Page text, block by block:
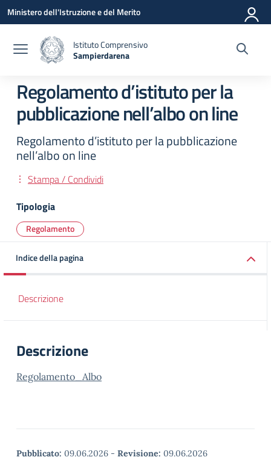
Vai ai contenuti
Vai al menu di navigazione
Vai al footer
Ministero dell'Istruzione e del Merito
Istituto Comprensivo
Sampierdarena
Regolamento d’istituto per la
pubblicazione nell’albo on line
Regolamento d’istituto per la pubblicazione
nell’albo on line
Stampa / Condividi
Tipologia
Regolamento
Indice della pagina
Descrizione
Descrizione
Regolamento_Albo
Pubblicato: 09.06.2026 - Revisione: 09.06.2026